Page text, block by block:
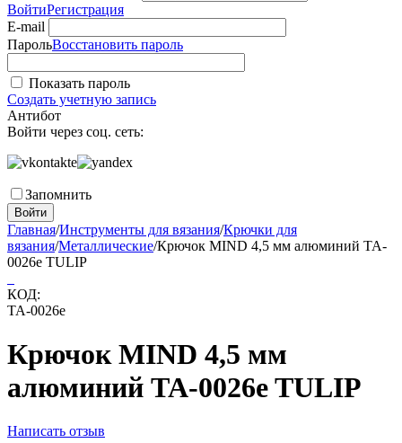
ВойтиРегистрация
E-mail
ПарольВосстановить пароль
Показать пароль
Создать учетную запись
Антибот
Войти через соц. сеть:
Запомнить
Войти
Главная/Инструменты для вязания/Крючки для
вязания/Металлические/Крючок MIND 4,5 мм алюминий TA-
0026e TULIP
КОД:
TA-0026e
Крючок MIND 4,5 мм
алюминий TA-0026e TULIP
Написать отзыв